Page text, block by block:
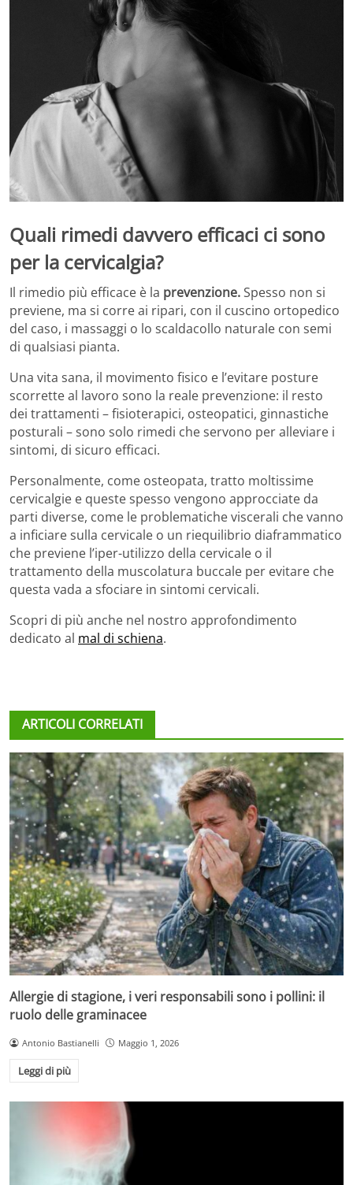
Quali rimedi davvero efficaci ci sono
per la cervicalgia?
Il rimedio più efficace è la prevenzione.Spesso non si
previene, ma si corre ai ripari, con il cuscino ortopedico
del caso, i massaggi o lo scaldacollo naturale con semi
di qualsiasi pianta.
Una vita sana, il movimento fisico e l’evitare posture
scorrette al lavoro sono la reale prevenzione: il resto
dei trattamenti – fisioterapici, osteopatici, ginnastiche
posturali – sono solo rimedi che servono per alleviare i
sintomi, di sicuro efficaci.
Personalmente, come osteopata, tratto moltissime
cervicalgie e queste spesso vengono approcciate da
parti diverse, come le problematiche viscerali che vanno
a inficiare sulla cervicale o un riequilibrio diaframmatico
che previene l’iper-utilizzo della cervicale o il
trattamento della muscolatura buccale per evitare che
questa vada a sfociare in sintomi cervicali.
Scopri di più anche nel nostro approfondimento
dedicato al mal di schiena.
ARTICOLI CORRELATI
Allergie di stagione, i veri responsabili sono i pollini: il
ruolo delle graminacee
Antonio Bastianelli Maggio 1, 2026
Leggi di più